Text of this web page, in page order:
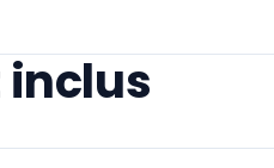
inclus